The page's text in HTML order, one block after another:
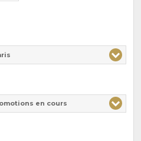
en cours